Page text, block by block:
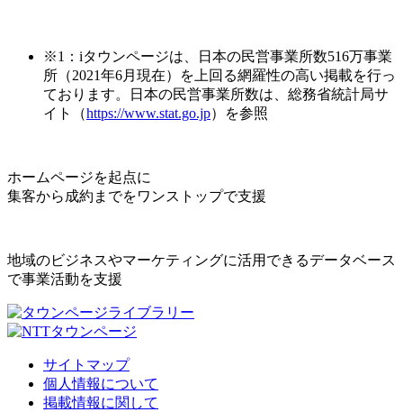
※1：iタウンページは、日本の民営事業所数516万事業
所（2021年6月現在）を上回る網羅性の高い掲載を行っ
ております。日本の民営事業所数は、総務省統計局サ
イト（https://www.stat.go.jp）を参照
ホームページを起点に
集客から成約までをワンストップで支援
地域のビジネスやマーケティングに活用できるデータベース
で事業活動を支援
サイトマップ
個人情報について
掲載情報に関して